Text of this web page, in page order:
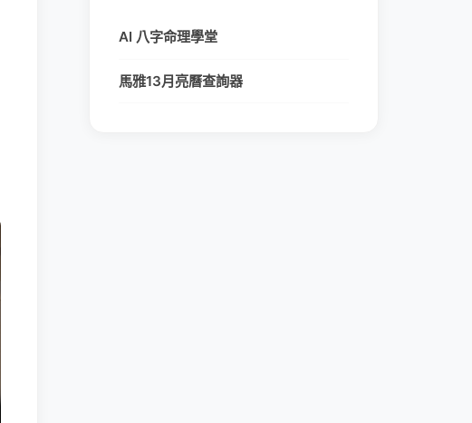
AI 八字命理學堂
馬雅13月亮曆查詢器